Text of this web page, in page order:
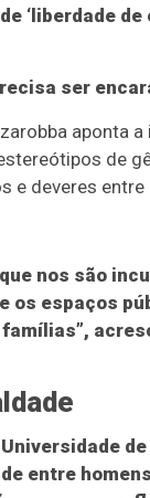
‘liberdade de
ser
aponta
de
e deveres entre
nos são
os espaços
entre